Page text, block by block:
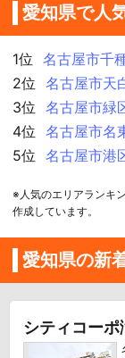
愛知県で人
1位
名古屋市千
2位
名古屋市天
3位
名古屋市緑
4位
名古屋市名
5位
名古屋市港
※人気のエリアランキ
作成しています。
愛知県の新
シティコーポ